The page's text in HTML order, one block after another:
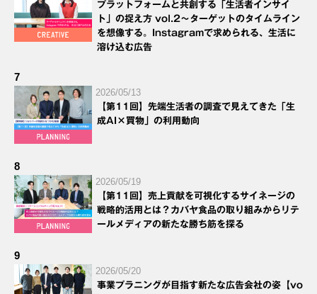
プラットフォームと共創する「生活者インサイ
ト」の捉え方 vol.2～ターゲットのタイムライン
を想像する。Instagramで求められる、生活に
溶け込む広告
7
2026/05/13
【第11回】先端生活者の調査で見えてきた「生
成AI×買物」の利用動向
8
2026/05/19
【第11回】売上貢献を可視化するサイネージの
戦略的活用とは？カバヤ食品の取り組みからリテ
ールメディアの新たな勝ち筋を探る
9
2026/05/20
事業プラニングが目指す新たな広告会社の姿【vo